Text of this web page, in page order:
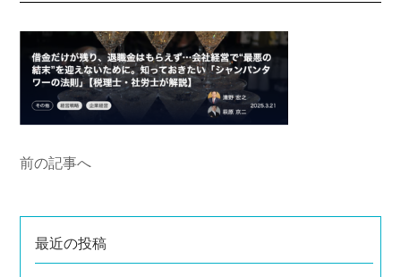
前の記事へ
最近の投稿